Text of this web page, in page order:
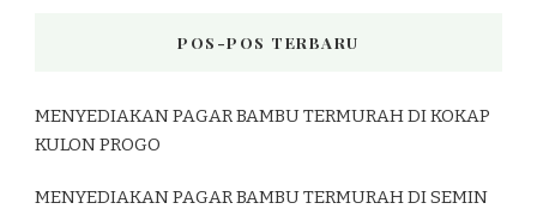
POS-POS TERBARU
MENYEDIAKAN PAGAR BAMBU TERMURAH DI KOKAP
KULON PROGO
MENYEDIAKAN PAGAR BAMBU TERMURAH DI SEMIN